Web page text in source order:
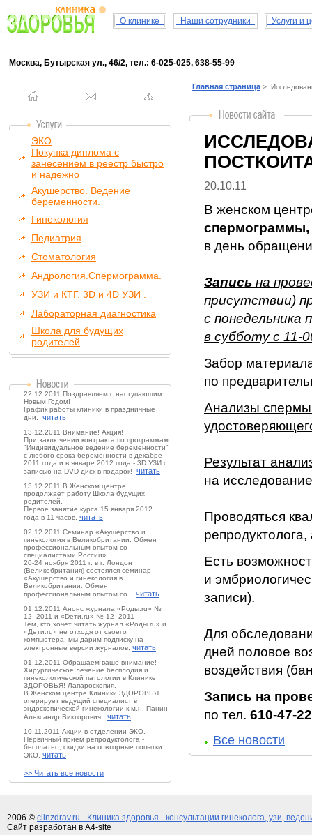
О клинике Наши сотрудники Услуги и
Москва, Бутырская ул., 46/2, тел.: 6-025-025, 638-55-99
ЭКО
Покупка диплома с
занесением в реестр быстро
и надежно
Акушерство. Ведение
беременности.
Гинекология
Педиатрия
Стоматология
Андрология.Спермограмма.
УЗИ и КТГ. 3D и 4D УЗИ .
Лабораторная диагностика
Школа для будущих
родителей
22.12.2011 Поздравляем с наступающим
Новым Годом!
График работы клиники в праздничные
дни. читать
13.12.2011 Внимание! Акция!
При заключении контракта по программам
"Индивидуальное ведение беременности"
с любого срока беременности в декабре
2011 года и в январе 2012 года - 3D УЗИ с
записью на DVD-диск в подарок! читать
13.12.2011 В Женском центре
продолжает работу Школа будущих
родителей.
Первое занятие курса 15 января 2012
года в 11 часов. читать
02.12.2011 Семинар «Акушерство и
гинекология в Великобритании. Обмен
профессиональным опытом со
специалистами России».
20-24 ноября 2011 г. в г. Лондон
(Великобритания) состоялся семинар
«Акушерство и гинекология в
Великобритании. Обмен
профессиональным опытом со... читать
01.12.2011 Анонс журнала «Роды.ru» №
12 -2011 и «Dети.ru» № 12 -2011
Тем, кто хочет читать журнал «Роды.ru» и
«Дети.ru» не отходя от своего
компьютера, мы дарим подписку на
электронные версии журналов. читать
01.12.2011 Обращаем ваше внимание!
Хирургическое лечение бесплодия и
гинекологической патологии в Клинике
ЗДОРОВЬЯ! Лапароскопия.
В Женском центре Клиники ЗДОРОВЬЯ
оперирует ведущий специалист в
эндоскопической гинекологии к.м.н. Панин
Александр Викторович. читать
10.11.2011 Акции в отделении ЭКО.
Первичный приём репродуктолога -
бесплатно, скидки на повторные попытки
ЭКО. читать
>> Читать все новости
Главная страница >
20.10.11
В женском
спермограммы,
в день
Запись на
присутствии)
с понедельника
в субботу с 11-
Забор
по
Анализы спермы
Результат
на
Проводяться
Есть
и
записи).
Для
дней половое
воздействия
Запись на
по тел. 610-47-
Все новости
2006 © clinzdrav.ru - Клиника здоровья - консультации гинеколога, узи,
Сайт разработан в A4-site